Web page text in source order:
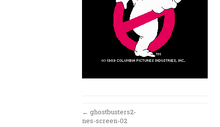
Post
← ghostbusters2-
nes-screen-02